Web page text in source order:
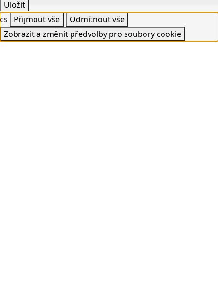
Uložit
cs
Přijmout vše
Odmítnout vše
Zobrazit a změnit předvolby pro soubory cookie